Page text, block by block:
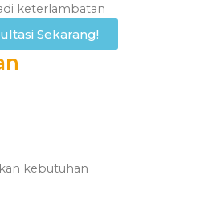
keterlambatan
Sekarang!
kebutuhan